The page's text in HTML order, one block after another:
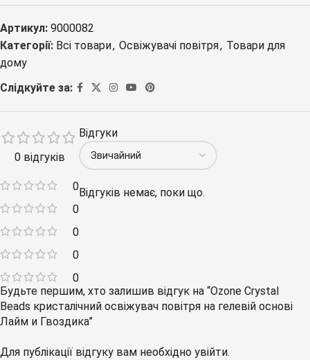
Артикул: 9000082
Категорії: Всі товари, Освіжувачі повітря, Товари для
дому
Слідкуйте за:
0 відгуків
0
0
0
0
0
Відгуки
Відгуків немає, поки що.
Будьте першим, хто залишив відгук на “Ozone Crystal
Beads кристалічний освіжувач повітря на гелевій основі
Лайм и Гвоздика”
Для публікації відгуку вам необхідно увійти.